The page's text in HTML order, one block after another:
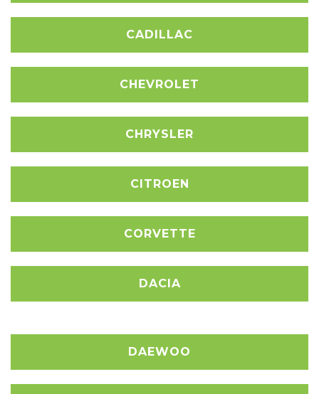
CADILLAC
CHEVROLET
CHRYSLER
CITROEN
CORVETTE
DACIA
DAEWOO